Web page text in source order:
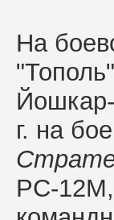
На
г. на
РС-12М,